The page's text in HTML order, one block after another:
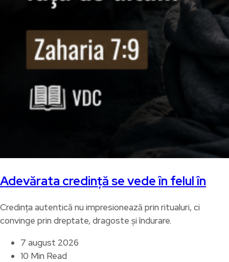
Adevărata credință se vede în felul în
Credința autentică nu impresionează prin ritualuri, ci
convinge prin dreptate, dragoste și îndurare.
7 august 2026
10 Min Read